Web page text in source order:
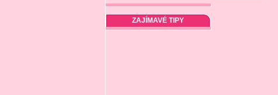
ZAJÍMAVÉ TIPY